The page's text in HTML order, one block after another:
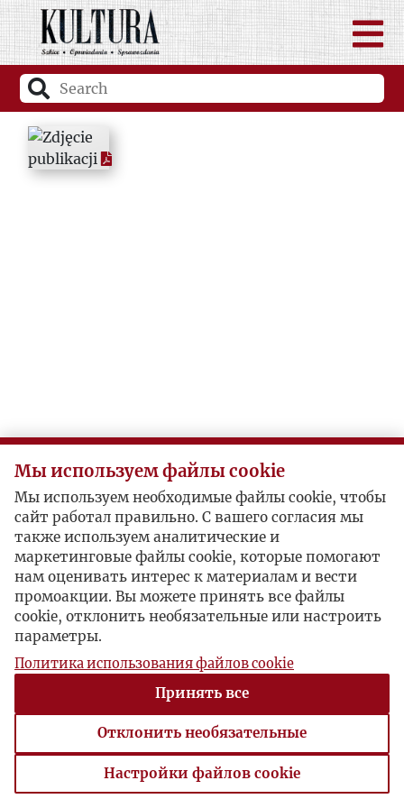
Мы используем файлы cookie
Мы используем необходимые файлы cookie, чтобы
сайт работал правильно. С вашего согласия мы
также используем аналитические и
маркетинговые файлы cookie, которые помогают
нам оценивать интерес к материалам и вести
промоакции. Вы можете принять все файлы
cookie, отклонить необязательные или настроить
параметры.
Политика использования файлов cookie
Принять все
Отклонить необязательные
Настройки файлов cookie
Настройки файлов cookie